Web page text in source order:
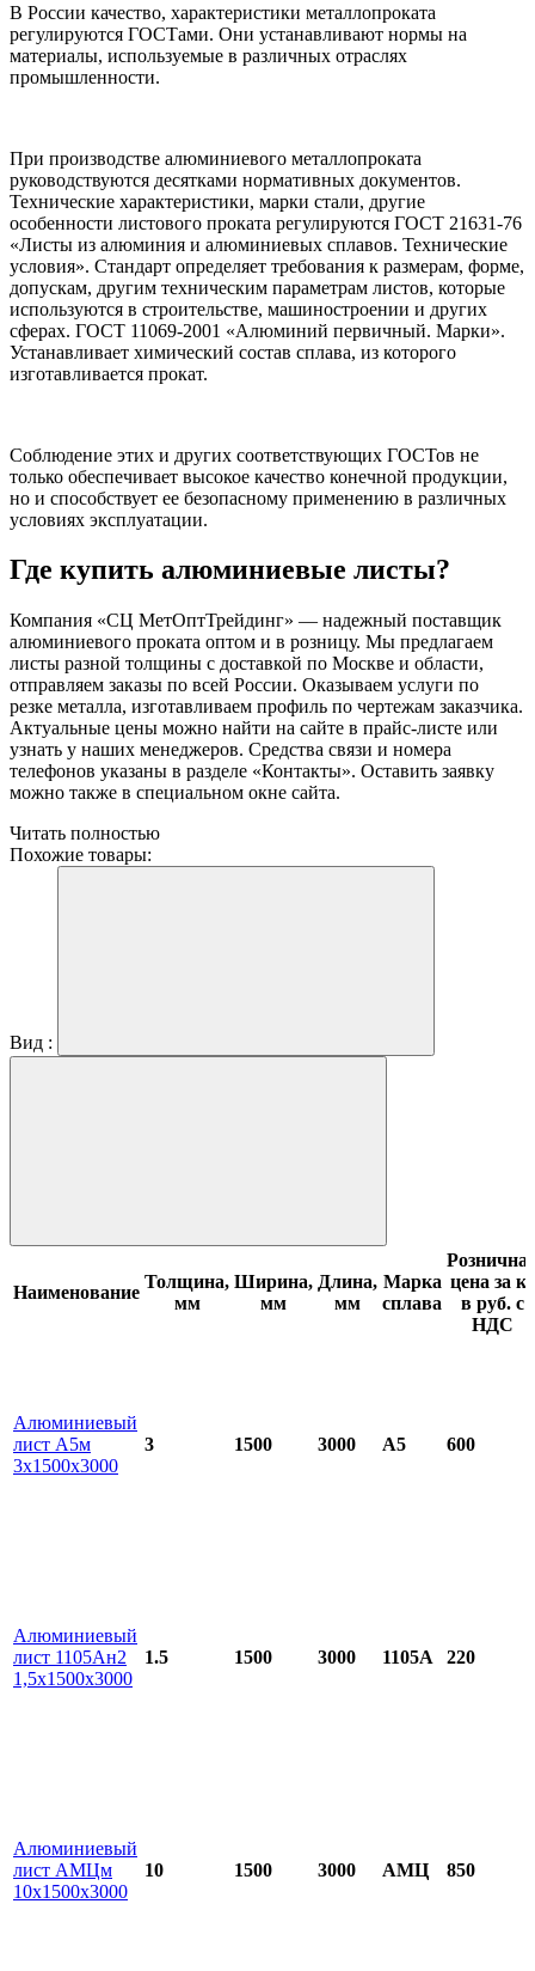
В России качество, характеристики металлопроката
регулируются ГОСТами. Они устанавливают нормы на
материалы, используемые в различных отраслях
промышленности.
При производстве алюминиевого металлопроката
руководствуются десятками нормативных документов.
Технические характеристики, марки стали, другие
особенности листового проката регулируются ГОСТ 21631-76
«Листы из алюминия и алюминиевых сплавов. Технические
условия». Стандарт определяет требования к размерам, форме,
допускам, другим техническим параметрам листов, которые
используются в строительстве, машиностроении и других
сферах. ГОСТ 11069-2001 «Алюминий первичный. Марки».
Устанавливает химический состав сплава, из которого
изготавливается прокат.
Соблюдение этих и других соответствующих ГОСТов не
только обеспечивает высокое качество конечной продукции,
но и способствует ее безопасному применению в различных
условиях эксплуатации.
Где купить алюминиевые листы?
Компания «СЦ МетОптТрейдинг» — надежный поставщик
алюминиевого проката оптом и в розницу. Мы предлагаем
листы разной толщины с доставкой по Москве и области,
отправляем заказы по всей России. Оказываем услуги по
резке металла, изготавливаем профиль по чертежам заказчика.
Актуальные цены можно найти на сайте в прайс-листе или
узнать у наших менеджеров. Средства связи и номера
телефонов указаны в разделе «Контакты». Оставить заявку
можно также в специальном окне сайта.
Читать полностью
Похожие товары:
Вид :
Наименование
Толщина,
мм
Ширина,
мм
Длина,
мм
Марка
сплава
цена за кг
в руб. с
НДС
Алюминиевый
лист А5м
3х1500х3000
3 1500 3000 А5 600
Алюминиевый
лист 1105Ан2
1,5х1500х3000
1.5 1500 3000 1105А 220
Алюминиевый
лист АМЦм
10х1500х3000
10 1500 3000 АМЦ 850